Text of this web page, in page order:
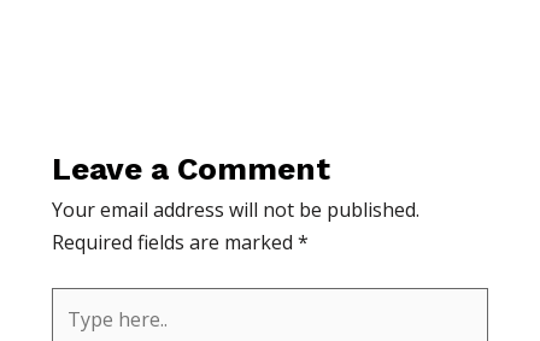
Leave a Comment
Your email address will not be published.
Required fields are marked *
here..